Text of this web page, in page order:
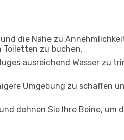
die Nähe zu
Toiletten zu buchen.
ausreichend Wasser zu
Umgebung zu schaffen
dehnen Sie Ihre Beine, um